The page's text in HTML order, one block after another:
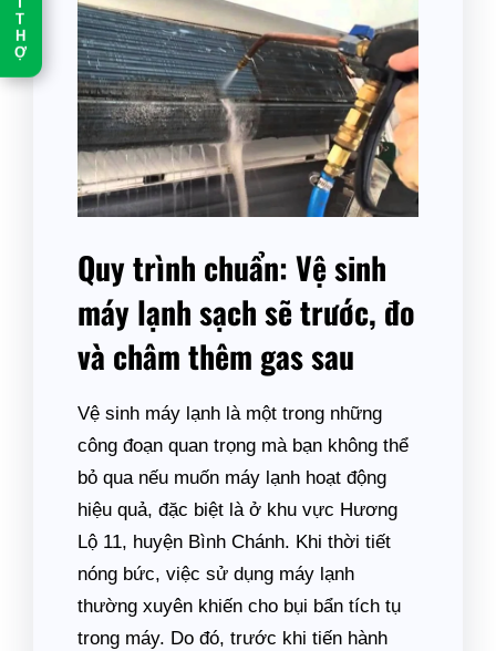
T
H
Ợ
Quy trình chuẩn: Vệ sinh
máy lạnh sạch sẽ trước, đo
và châm thêm gas sau
Vệ sinh máy lạnh là một trong những
công đoạn quan trọng mà bạn không thể
bỏ qua nếu muốn máy lạnh hoạt động
hiệu quả, đặc biệt là ở khu vực Hương
Lộ 11, huyện Bình Chánh. Khi thời tiết
nóng bức, việc sử dụng máy lạnh
thường xuyên khiến cho bụi bẩn tích tụ
trong máy. Do đó, trước khi tiến hành